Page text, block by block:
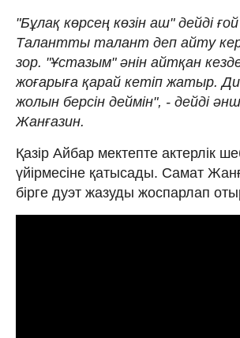
"Бұлақ көрсең көзін аш" дейді
Талантты талант деп айту
зор. "Ұстазым" әнін айтқан
жоғарыға қарай кетіп жатыр.
жолын берсін деймін", - дейді
Жанғазин.
Қазір Айбар мектепте актерлік
үйірмесіне қатысады. Самат
бірге дуэт жазуды жоспарлап